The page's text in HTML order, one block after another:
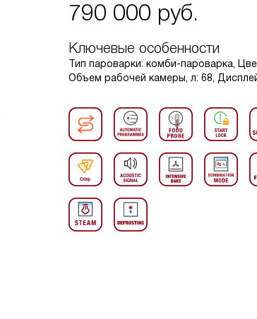
790 000 руб.
Ключевые особенности
Тип пароварки: комби-пароварка,
Объем рабочей камеры, л: 68,